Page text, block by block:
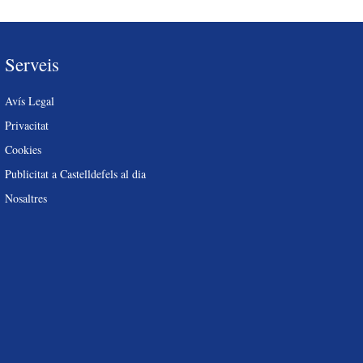
Serveis
Avís Legal
Privacitat
Cookies
Publicitat a Castelldefels al dia
Nosaltres